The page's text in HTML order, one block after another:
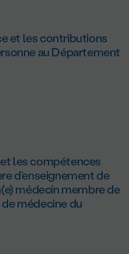
et les contributions
au Département
les compétences
d’enseignement de
médecin membre de
médecine du